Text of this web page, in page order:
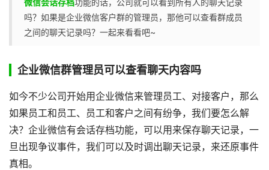
微信会话存档功能的话，公司就可以看到所有人的聊天记录
吗？如果是企业微信客户群的管理员，那他可以查看群成员
之间的聊天记录吗？一起来看看吧~
企业微信群管理员可以查看聊天内容吗
如今不少公司开始用企业微信来管理员工、对接客户，那么
如果员工和员工、员工和客户之间有纷争，我们要怎么解
决？企业微信有会话存档功能，可以用来保存聊天记录，一
旦出现争议事件，我们可以及时调出聊天记录，来还原事件
真相。